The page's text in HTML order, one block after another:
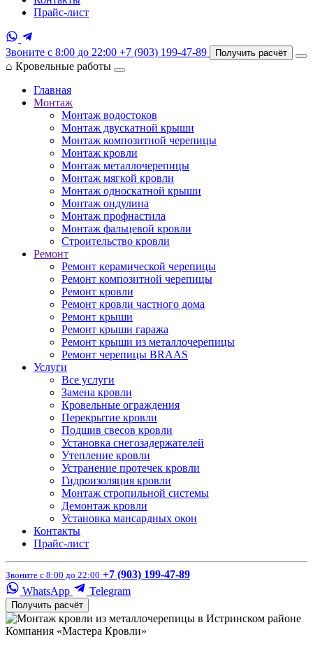
Прайс-лист
Звоните с 8:00 до 22:00 +7 (903) 199-47-89 Получить расчёт
⌂ Кровельные работы
Главная
Монтаж
Монтаж водостоков
Монтаж двускатной крыши
Монтаж композитной черепицы
Монтаж кровли
Монтаж металлочерепицы
Монтаж мягкой кровли
Монтаж односкатной крыши
Монтаж ондулина
Монтаж профнастила
Монтаж фальцевой кровли
Строительство кровли
Ремонт
Ремонт керамической черепицы
Ремонт композитной черепицы
Ремонт кровли
Ремонт кровли частного дома
Ремонт крыши
Ремонт крыши гаража
Ремонт крыши из металлочерепицы
Ремонт черепицы BRAAS
Услуги
Все услуги
Замена кровли
Кровельные ограждения
Перекрытие кровли
Подшив свесов кровли
Установка снегозадержателей
Утепление кровли
Устранение протечек кровли
Гидроизоляция кровли
Монтаж стропильной системы
Демонтаж кровли
Установка мансардных окон
Контакты
Прайс-лист
Звоните с 8:00 до 22:00 +7 (903) 199-47-89
WhatsApp
Telegram
Получить расчёт
Компания «Мастера Кровли»